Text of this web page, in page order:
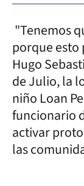
"Tenemos
porque esto
Hugo
de Julio, la
niño Loan
funcionario
activar
las